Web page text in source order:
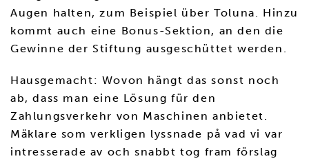
Augen halten, zum Beispiel über Toluna. Hinzu
kommt auch eine Bonus-Sektion, an den die
Gewinne der Stiftung ausgeschüttet werden.
Hausgemacht: Wovon hängt das sonst noch
ab, dass man eine Lösung für den
Zahlungsverkehr von Maschinen anbietet.
Mäklare som verkligen lyssnade på vad vi var
intresserade av och snabbt tog fram förslag